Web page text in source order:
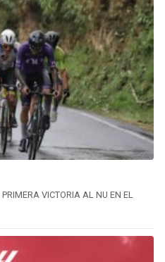
VICTORIA AL NU EN EL